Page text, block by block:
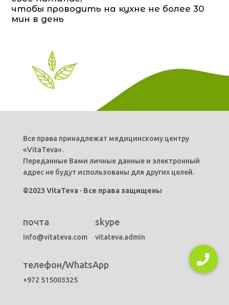
чтобы проводить на кухне не более 30
мин в день
Все права принадлежат медицинскому центру
«VitaTeva».
Переданные Вами личные данные и электронный
адрес не будут использованы для других целей.
©2023 VitaTeva · Все права защищены
почта
info@vitateva.com
skype
vitateva.admin
телефон/WhatsApp
+972 515003325